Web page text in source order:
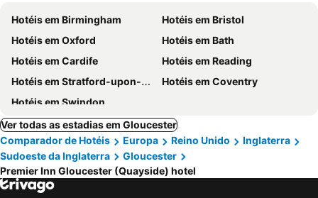
Hotéis em Birmingham
Hotéis em Bristol
Hotéis em Oxford
Hotéis em Bath
Hotéis em Cardife
Hotéis em Reading
Hotéis em Stratford-upon-Avon
Hotéis em Coventry
Hotéis em Swindon
Ver todas as estadias em Gloucester
Comparador de Hotéis
Europa Reino Unido
Inglaterra
Sudoeste da Inglaterra
Gloucester
Premier Inn Gloucester (Quayside) hotel